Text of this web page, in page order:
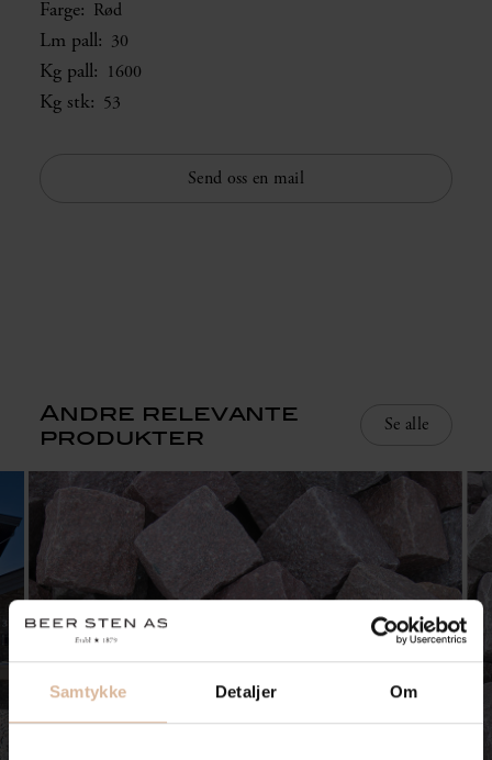
Samtykke Detaljer Om
Farge: Rød
Lm pall: 30
Kg pall: 1600
Kg stk: 53
Send oss en mail
Andre relevante
produkter
Se alle